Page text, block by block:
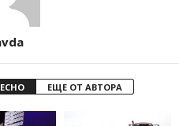
ЕЩЕ ОТ АВТОРА